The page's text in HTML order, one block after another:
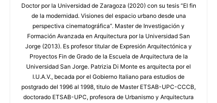
Doctor por la Universidad de Zaragoza (2020) con su tesis “El fin
de la modernidad. Visiones del espacio urbano desde una
perspectiva cinematográfica”. Master de Investigación y
Formación Avanzada en Arquitectura por la Universidad San
Jorge (2013). Es profesor titular de Expresión Arquitectónica y
Proyectos Fin de Grado de la Escuela de Arquitectura de la
Universidad San Jorge. Patrizia Di Monte es arquitecta por el
I.U.A.V., becada por el Gobierno Italiano para estudios de
postgrado del 1996 al 1998, titulo de Master ETSAB-UPC-CCCB,
doctorado ETSAB-UPC, profesora de Urbanismo y Arquitectura